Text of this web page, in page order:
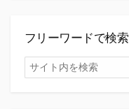
フリーワードで検索
検
索